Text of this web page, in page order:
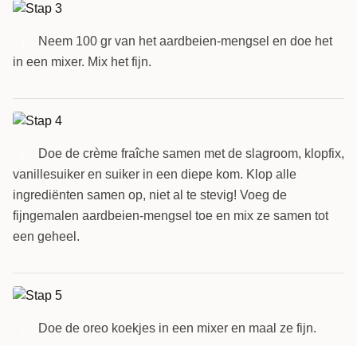
Neem 100 gr van het aardbeien-mengsel en doe het
in een mixer. Mix het fijn.
Doe de crème fraîche samen met de slagroom, klopfix,
vanillesuiker en suiker in een diepe kom. Klop alle
ingrediënten samen op, niet al te stevig! Voeg de
fijngemalen aardbeien-mengsel toe en mix ze samen tot
een geheel.
Doe de oreo koekjes in een mixer en maal ze fijn.